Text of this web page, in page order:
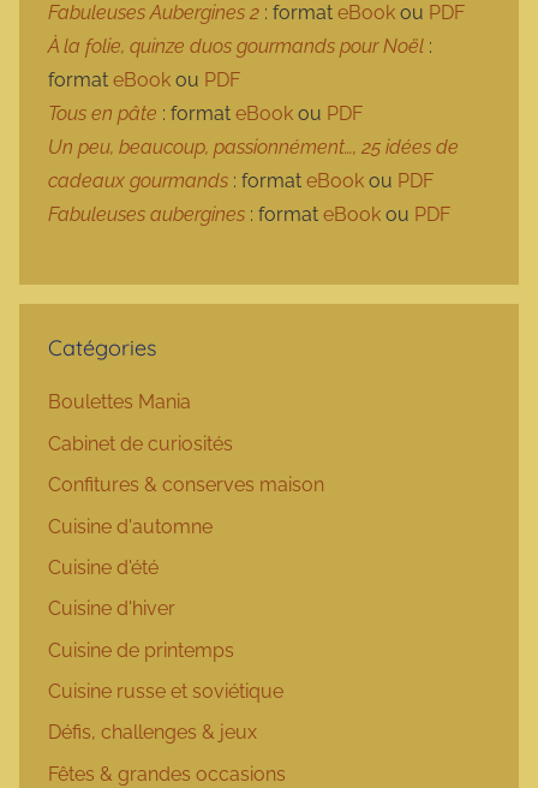
Fabuleuses Aubergines 2 : format eBook ou PDF
À la folie, quinze duos gourmands pour Noël :
format eBook ou PDF
Tous en pâte : format eBook ou PDF
Un peu, beaucoup, passionnément…, 25 idées de
cadeaux gourmands : format eBook ou PDF
Fabuleuses aubergines : format eBook ou PDF
Catégories
Boulettes Mania
Cabinet de curiosités
Confitures & conserves maison
Cuisine d'automne
Cuisine d'été
Cuisine d'hiver
Cuisine de printemps
Cuisine russe et soviétique
Défis, challenges & jeux
Fêtes & grandes occasions